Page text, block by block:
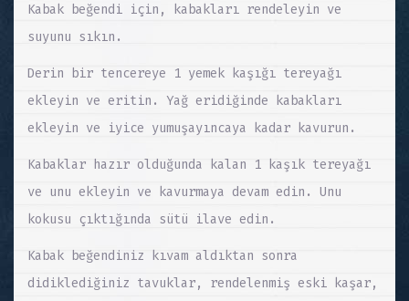
Kabak beğendi için, kabakları rendeleyin ve
suyunu sıkın.
Derin bir tencereye 1 yemek kaşığı tereyağı
ekleyin ve eritin. Yağ eridiğinde kabakları
ekleyin ve iyice yumuşayıncaya kadar kavurun.
Kabaklar hazır olduğunda kalan 1 kaşık tereyağı
ve unu ekleyin ve kavurmaya devam edin. Unu
kokusu çıktığında sütü ilave edin.
Kabak beğendiniz kıvam aldıktan sonra
didiklediğiniz tavuklar, rendelenmiş eski kaşar,